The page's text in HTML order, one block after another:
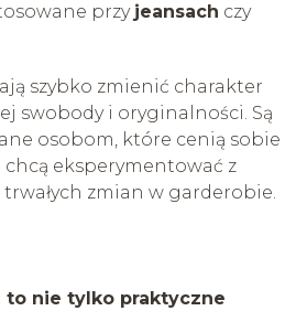
przy jeansach czy
szybko zmienić charakter
swobody i oryginalności. Są
osobom, które cenią sobie
eksperymentować z
trwałych zmian w garderobie.
to nie tylko praktyczne